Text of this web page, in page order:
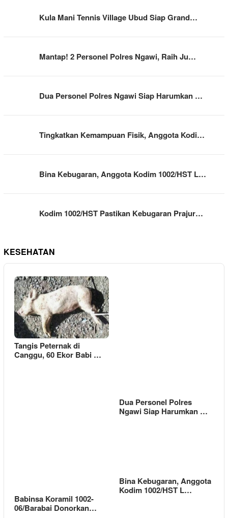
Kula Mani Tennis Village Ubud Siap Grand…
Mantap! 2 Personel Polres Ngawi, Raih Ju…
Dua Personel Polres Ngawi Siap Harumkan …
Tingkatkan Kemampuan Fisik, Anggota Kodi…
Bina Kebugaran, Anggota Kodim 1002/HST L…
Kodim 1002/HST Pastikan Kebugaran Prajur…
KESEHATAN
Tangis Peternak di
Canggu, 60 Ekor Babi …
Dua Personel Polres
Ngawi Siap Harumkan …
Babinsa Koramil 1002-
06/Barabai Donorkan…
Bina Kebugaran, Anggota
Kodim 1002/HST L…